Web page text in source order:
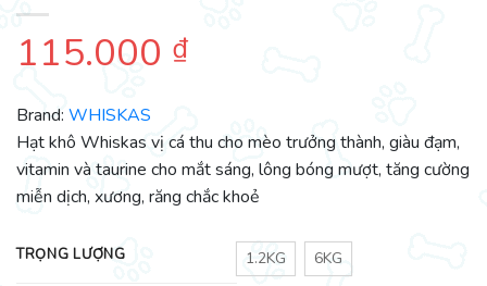
115.000 ₫
Brand: WHISKAS
Hạt khô Whiskas vị cá thu cho mèo trưởng thành, giàu đạm,
vitamin và taurine cho mắt sáng, lông bóng mượt, tăng cường
miễn dịch, xương, răng chắc khoẻ
TRỌNG LƯỢNG 1.2KG 6KG